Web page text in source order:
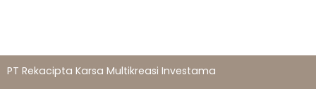
PT Rekacipta Karsa Multikreasi Investama